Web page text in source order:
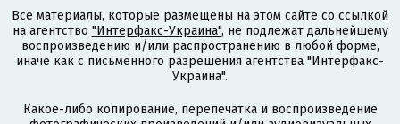
Все материалы, которые размещены на этом сайте со ссылкой
на агентство "Интерфакс-Украина", не подлежат дальнейшему
воспроизведению и/или распространению в любой форме,
иначе как с письменного разрешения агентства "Интерфакс-
Украина".
Какое-либо копирование, перепечатка и воспроизведение